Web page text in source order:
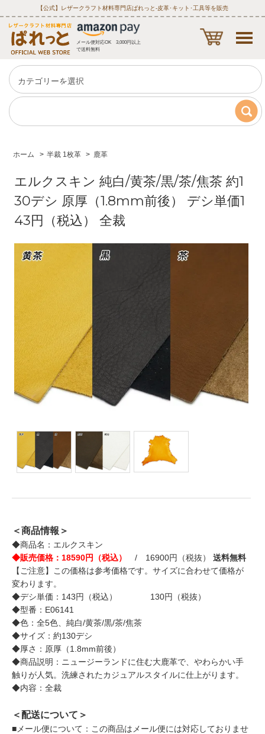
【公式】レザークラフト材料専門店ぱれっと‐皮革･キット･工具等を販売
メール便対応OK 3,000円以上
で送料無料
ホーム > 半裁 1枚革 > 鹿革
エルクスキン 純白/黄茶/黒/茶/焦茶 約1
30デシ 原厚（1.8mm前後） デシ単価1
43円（税込） 全裁
＜商品情報＞
◆商品名：エルクスキン
◆販売価格：18590円（税込）
/ 16900円（税抜） 送料無料
【ご注意】この価格は参考価格です。サイズに合わせて価格が
変わります。
◆デシ単価：143円（税込） 130円（税抜）
◆型番：E06141
◆色：全5色、純白/黄茶/黒/茶/焦茶
◆サイズ：約130デシ
◆厚さ：原厚（1.8mm前後）
◆商品説明：ニュージーランドに住む大鹿革で、やわらかい手
触りが人気。洗練されたカジュアルスタイルに仕上がります。
◆内容：全裁
＜配送について＞
■メール便について：この商品はメール便には対応しておりませ